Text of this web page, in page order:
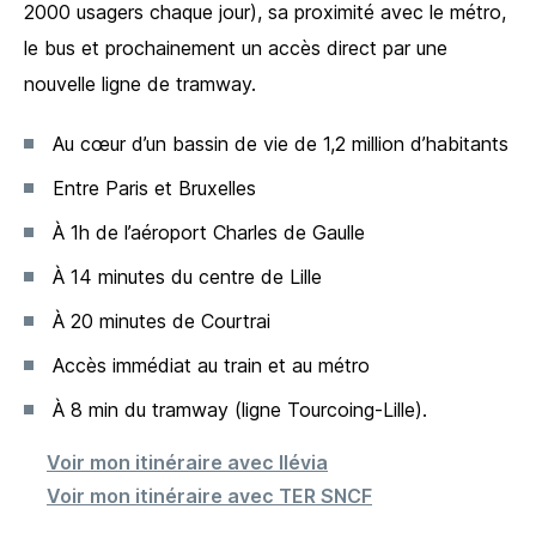
2000 usagers chaque jour), sa proximité avec le métro,
le bus et prochainement un accès direct par une
nouvelle ligne de tramway.
Au cœur d’un bassin de vie de 1,2 million d’habitants
Entre Paris et Bruxelles
À 1h de l’aéroport Charles de Gaulle
À 14 minutes du centre de Lille
À 20 minutes de Courtrai
Accès immédiat au train et au métro
À 8 min du tramway (ligne Tourcoing-Lille).
Voir mon itinéraire avec Ilévia
Voir mon itinéraire avec TER SNCF